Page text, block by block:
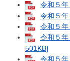
令和５
令和５
令和５
令和５
501KB]
令和５